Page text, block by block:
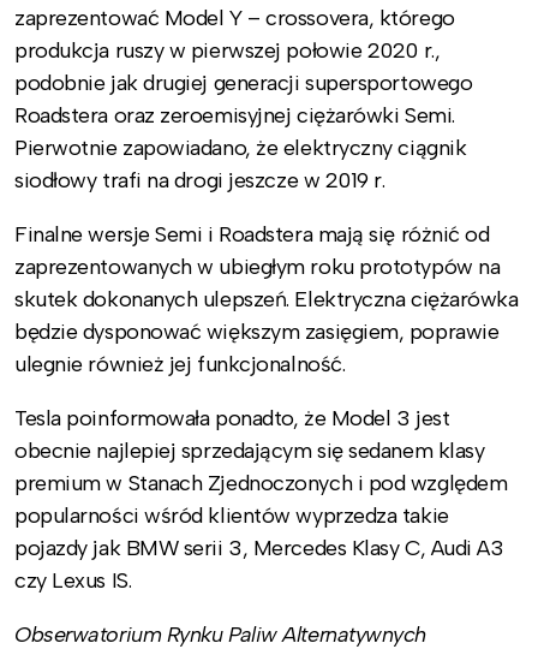
zaprezentować Model Y – crossovera, którego
produkcja ruszy w pierwszej połowie 2020 r.,
podobnie jak drugiej generacji supersportowego
Roadstera oraz zeroemisyjnej ciężarówki Semi.
Pierwotnie zapowiadano, że elektryczny ciągnik
siodłowy trafi na drogi jeszcze w 2019 r.
Finalne wersje Semi i Roadstera mają się różnić od
zaprezentowanych w ubiegłym roku prototypów na
skutek dokonanych ulepszeń. Elektryczna ciężarówka
będzie dysponować większym zasięgiem, poprawie
ulegnie również jej funkcjonalność.
Tesla poinformowała ponadto, że Model 3 jest
obecnie najlepiej sprzedającym się sedanem klasy
premium w Stanach Zjednoczonych i pod względem
popularności wśród klientów wyprzedza takie
pojazdy jak BMW serii 3, Mercedes Klasy C, Audi A3
czy Lexus IS.
Obserwatorium Rynku Paliw Alternatywnych